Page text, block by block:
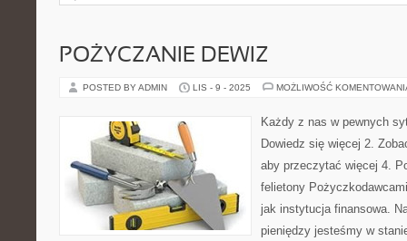
POŻYCZANIE DEWIZ
POSTED BY ADMIN LIS - 9 - 2025 MOŻLIWOŚĆ
Każdy z nas w pewnych
Dowiedz się więcej 2.
aby przeczytać więcej 4.
felietony
jak instytucja finansowa.
pieniędzy jesteśmy w